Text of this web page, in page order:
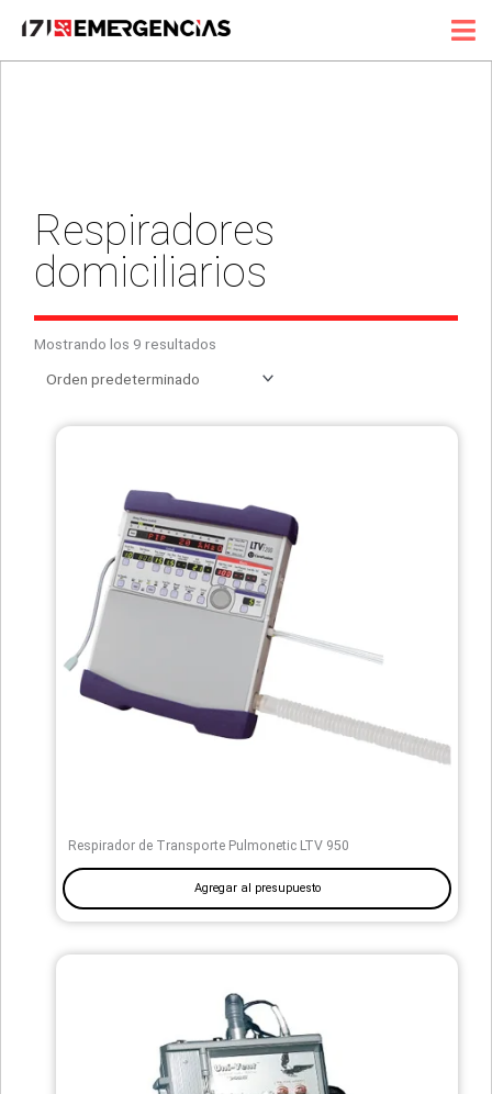
contenido
Respiradores
domiciliarios
Mostrando los 9 resultados
Respirador de Transporte Pulmonetic LTV 950
Agregar al presupuesto